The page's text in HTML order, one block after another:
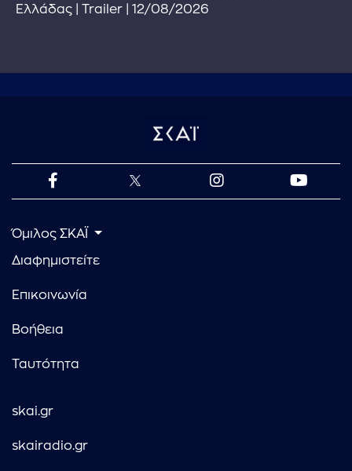
Ελλάδας | Trailer | 12/08/2026
Όμιλος ΣΚΑΪ
Διαφημιστείτε
Επικοινωνία
Βοήθεια
Ταυτότητα
skai.gr
skairadio.gr